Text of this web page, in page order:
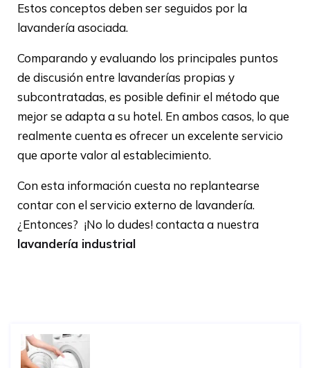
Estos conceptos deben ser seguidos por la
lavandería asociada.
Comparando y evaluando los principales puntos
de discusión entre lavanderías propias y
subcontratadas, es posible definir el método que
mejor se adapta a su hotel. En ambos casos, lo que
realmente cuenta es ofrecer un excelente servicio
que aporte valor al establecimiento.
Con esta información cuesta no replantearse
contar con el servicio externo de lavandería.
¿Entonces? ¡No lo dudes! contacta a nuestra
lavandería industrial